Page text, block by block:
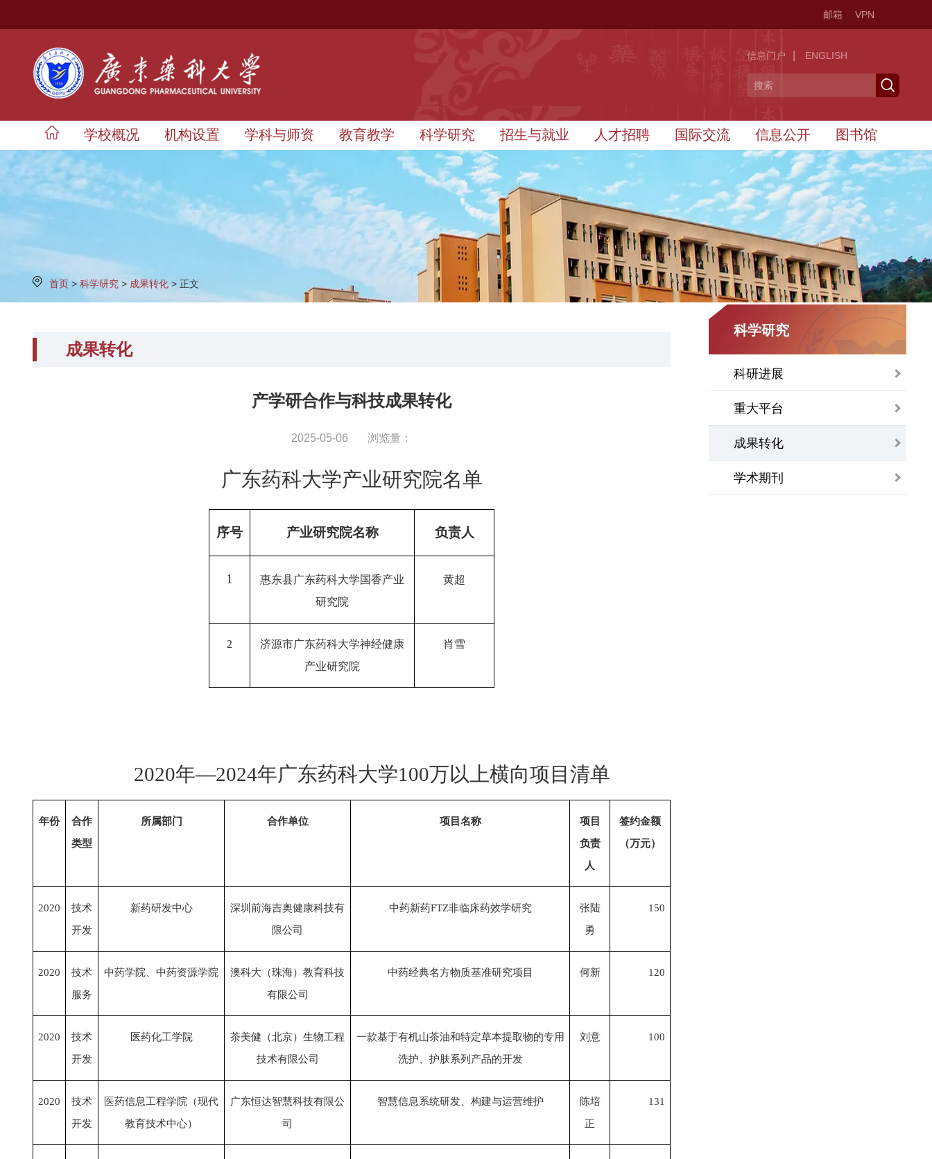
邮箱 VPN
信息门户 ENGLISH
学校概况 机构设置 学科与师资 教育教学 科学研究 招生与就业 人才招聘 国际交流 信息公开 图书馆
首页 >科学研究 > 成果转化 > 正文
科学研究
科研进展
重大平台
成果转化
学术期刊
成果转化
产学研合作与科技成果转化
2025-05-06 浏览量：
广东药科大学产业研究院名单
序号 产业研究院名称 负责人
1
惠东县广东药科大学国香产业
研究院
黄超
2
济源市广东药科大学神经健康
产业研究院
肖雪
2020年—2024年广东药科大学100万以上横向项目清单
年份
合作
类型
所属部门 合作单位 项目名称
项目
负责
人
签约金额
（万元）
2020
技术
开发
新药研发中心
深圳前海吉奥健康科技有
限公司
中药新药FTZ非临床药效学研究
张陆
勇
150
2020
技术
服务
中药学院、中药资源学院
澳科大（珠海）教育科技
有限公司
中药经典名方物质基准研究项目 何新 120
2020
技术
开发
医药化工学院
茶美健（北京）生物工程
技术有限公司
一款基于有机山茶油和特定草本提取物的专用
洗护、护肤系列产品的开发
刘意 100
2020
技术
开发
医药信息工程学院（现代
教育技术中心）
广东恒达智慧科技有限公
司
智慧信息系统研发、构建与运营维护
陈培
正
131